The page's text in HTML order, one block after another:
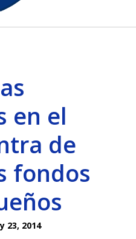
en el
de
fondos
23, 2014